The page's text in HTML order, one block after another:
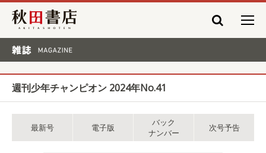
秋田書店
週刊少年チャンピオン 2024年No.41
最新号 電子版
バック
ナンバー
次号予告